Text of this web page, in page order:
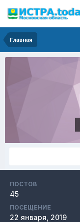
Главная
ПОСТОВ
45
ПОСЕЩЕНИЕ
22 января, 2019